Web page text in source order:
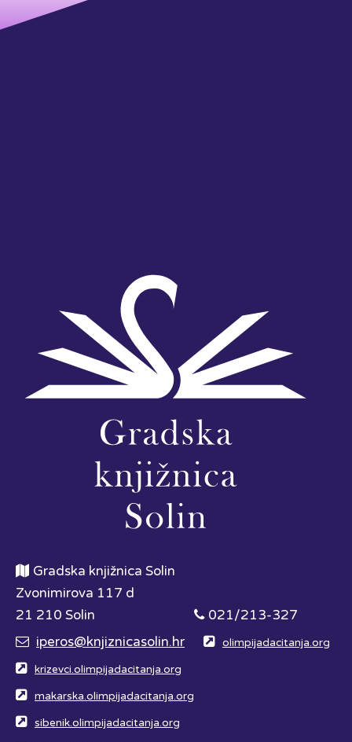
Gradska knjižnica Solin
Zvonimirova 117 d
21 210 Solin
021/213-327
iperos@knjiznicasolin.hr
olimpijadacitanja.org
krizevci.olimpijadacitanja.org
makarska.olimpijadacitanja.org
sibenik.olimpijadacitanja.org